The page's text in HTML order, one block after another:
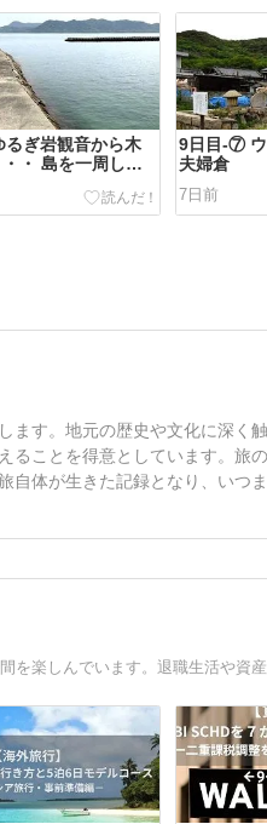
ぎ岩観音から木
・ 島を一周した
9日目-⑦ ウ
夫婦倉
7日前
ます。地元の歴史や文化に深く
ることを得意としています。旅
自体が生きた記録となり、いつ